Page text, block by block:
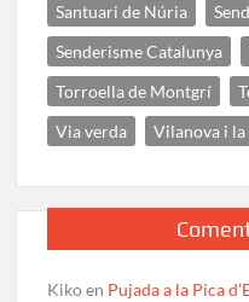
Santuari de Núria
Senderisme Catalunya
Torroella de Montgrí
Via verda
Vilanova i
Kikoen Pujada a la Pica